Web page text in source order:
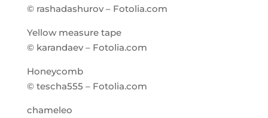
© rashadashurov – Fotolia.com
Yellow measure tape
© karandaev – Fotolia.com
Honeycomb
© tescha555 – Fotolia.com
chameleo